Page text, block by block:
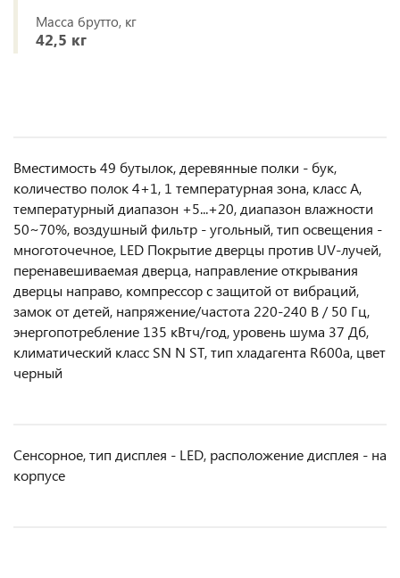
Масса брутто, кг
42,5 кг
Вместимость 49 бутылок, деревянные полки - бук,
количество полок 4+1, 1 температурная зона, класс А,
температурный диапазон +5...+20, диапазон влажности
50~70%, воздушный фильтр - угольный, тип освещения -
многоточечное, LED Покрытие дверцы против UV-лучей,
перенавешиваемая дверца, направление открывания
дверцы направо, компрессор с защитой от вибраций,
замок от детей, напряжение/частота 220-240 В / 50 Гц,
энергопотребление 135 кВтч/год, уровень шума 37 Дб,
климатический класс SN N ST, тип хладагента R600a, цвет
черный
Сенсорное, тип дисплея - LED, расположение дисплея - на
корпусе